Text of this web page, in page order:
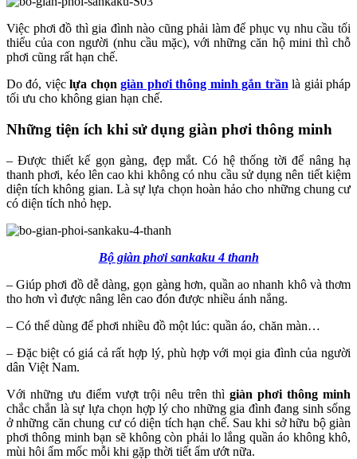
Việc phơi đồ thì gia đình nào cũng phải làm để phục vụ nhu cầu tối
thiểu của con người (nhu cầu mặc), với những căn hộ mini thì chỗ
phơi cũng rất hạn chế.
Do đó, việclựa chọngiàn phơi thông minh gắn trần là giải pháp
tối ưu cho không gian hạn chế.
Những tiện ích khi sử dụng giàn phơi thông minh
– Được thiết kế gọn gàng, đẹp mắt. Có hệ thống tời để nâng hạ
thanh phơi, kéo lên cao khi không có nhu cầu sử dụng nên tiết kiệm
diện tích không gian. Là sự lựa chọn hoàn hảo cho những chung cư
có diện tích nhỏ hẹp.
Bộ giàn phơi sankaku 4 thanh
– Giúp phơi đồ dễ dàng, gọn gàng hơn, quần ao nhanh khô và thơm
tho hơn vì được nâng lên cao đón được nhiều ánh nắng.
– Có thể dùng để phơi nhiều đồ một lúc: quần áo, chăn màn…
– Đặc biệt có giá cả rất hợp lý, phù hợp với mọi gia đình của người
dân Việt Nam.
Với những ưu điểm vượt trội nêu trên thì giàn phơi thông minh
chắc chắn là sự lựa chọn hợp lý cho những gia đình đang sinh sống
ở những căn chung cư có diện tích hạn chế. Sau khi sở hữu bộ giàn
phơi thông minh bạn sẽ không còn phải lo lắng quần áo không khô,
mùi hôi ẩm mốc mỗi khi gặp thời tiết ẩm ướt nữa.